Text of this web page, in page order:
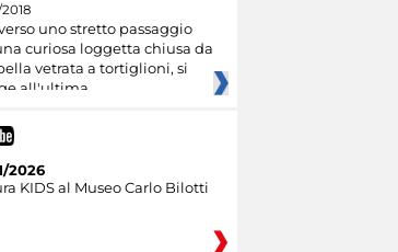
uno stretto passaggio
curiosa loggetta chiusa da
vetrata a tortiglioni, si
all'ultima
2026
KIDS al Museo Carlo Bilotti